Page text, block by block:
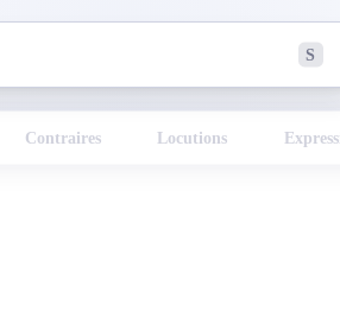
S
Contraires Locutions